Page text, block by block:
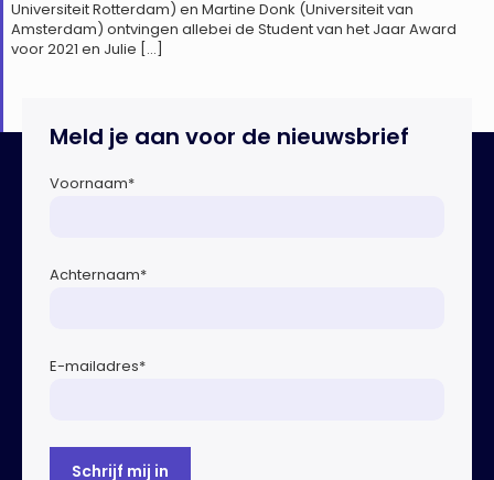
Universiteit Rotterdam) en Martine Donk (Universiteit van
Amsterdam) ontvingen allebei de Student van het Jaar Award
voor 2021 en Julie […]
Meld je aan voor de nieuwsbrief
Voornaam*
Achternaam*
E-mailadres*